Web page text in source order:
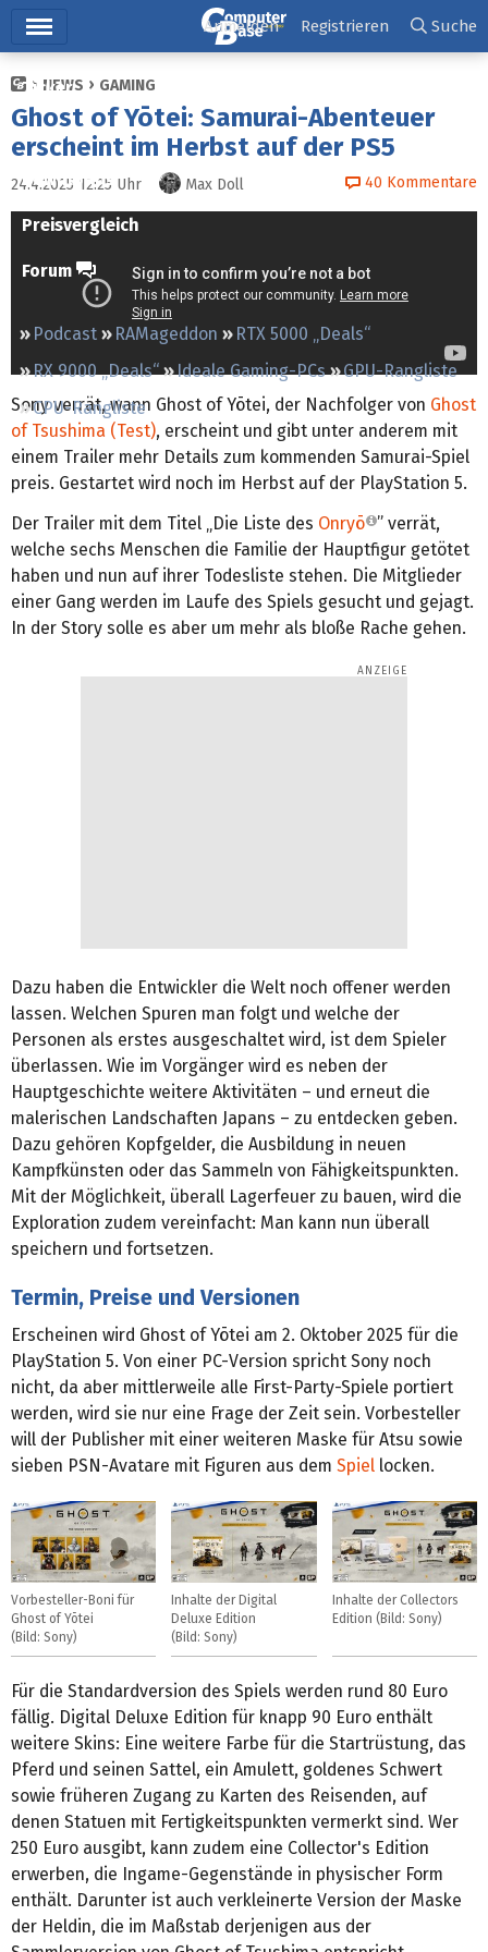
Ticker
Tests
Downloads
Preisvergleich
Forum
Podcast RAMageddon
RTX 5000 „Deals“
RX 9000 „Deals“
Ideale Gaming-PCs
GPU-Rangliste
CPU-Rangliste
Anmelden Registrieren Suche
NEWS GAMING
Ghost of Yōtei: Samurai-Abenteuer
erscheint im Herbst auf der PS5
24.4.2025 12:25 Uhr Max Doll 40 Kommentare
Sony verrät, wann Ghost of Yōtei, der Nachfolger von Ghost
of Tsushima (Test), erscheint und gibt unter anderem mit
einem Trailer mehr Details zum kommenden Samurai-Spiel
preis. Gestartet wird noch im Herbst auf der PlayStation 5.
Der Trailer mit dem Titel „Die Liste des Onryō
” verrät,
welche sechs Menschen die Familie der Hauptfigur getötet
haben und nun auf ihrer Todesliste stehen. Die Mitglieder
einer Gang werden im Laufe des Spiels gesucht und gejagt.
In der Story solle es aber um mehr als bloße Rache gehen.
Dazu haben die Entwickler die Welt noch offener werden
lassen. Welchen Spuren man folgt und welche der
Personen als erstes ausgeschaltet wird, ist dem Spieler
überlassen. Wie im Vorgänger wird es neben der
Hauptgeschichte weitere Aktivitäten – und erneut die
malerischen Landschaften Japans – zu entdecken geben.
Dazu gehören Kopfgelder, die Ausbildung in neuen
Kampfkünsten oder das Sammeln von Fähigkeitspunkten.
Mit der Möglichkeit, überall Lagerfeuer zu bauen, wird die
Exploration zudem vereinfacht: Man kann nun überall
speichern und fortsetzen.
Termin, Preise und Versionen
Erscheinen wird Ghost of Yōtei am 2. Oktober 2025 für die
PlayStation 5. Von einer PC-Version spricht Sony noch
nicht, da aber mittlerweile alle First-Party-Spiele portiert
werden, wird sie nur eine Frage der Zeit sein. Vorbesteller
will der Publisher mit einer weiteren Maske für Atsu sowie
sieben PSN-Avatare mit Figuren aus dem Spiel locken.
Vorbesteller-Boni für
Ghost of Yōtei
(Bild: Sony)
Inhalte der Digital
Deluxe Edition
(Bild: Sony)
Inhalte der Collectors
Edition (Bild: Sony)
Für die Standardversion des Spiels werden rund 80 Euro
fällig. Digital Deluxe Edition für knapp 90 Euro enthält
weitere Skins: Eine weitere Farbe für die Startrüstung, das
Pferd und seinen Sattel, ein Amulett, goldenes Schwert
sowie früheren Zugang zu Karten des Reisenden, auf
denen Statuen mit Fertigkeitspunkten vermerkt sind. Wer
250 Euro ausgibt, kann zudem eine Collector's Edition
erwerben, die Ingame-Gegenstände in physischer Form
enthält. Darunter ist auch verkleinerte Version der Maske
der Heldin, die im Maßstab derjenigen aus der